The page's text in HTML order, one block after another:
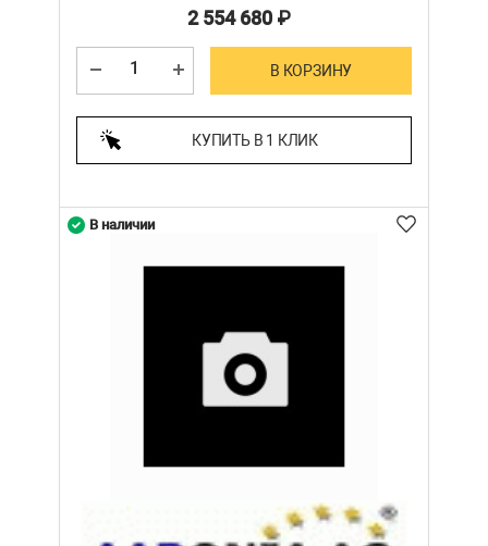
2 554 680₽
В КОРЗИНУ
КУПИТЬ В 1 КЛИК
В наличии